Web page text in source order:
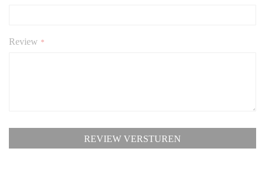
Review
REVIEW VERSTUREN